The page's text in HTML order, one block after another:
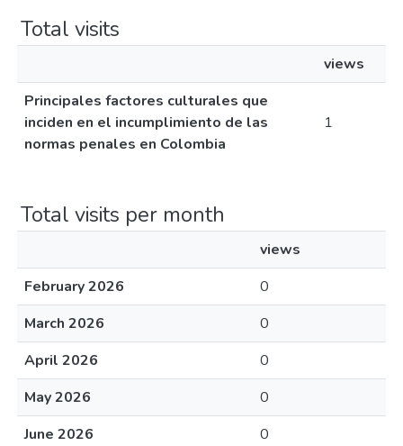
Total visits
views
Principales factores culturales que
inciden en el incumplimiento de las
normas penales en Colombia
1
Total visits per month
views
February 2026
0
March 2026
0
April 2026
0
May 2026
0
June 2026
0